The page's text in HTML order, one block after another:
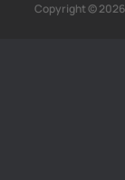
Copyright © 2026